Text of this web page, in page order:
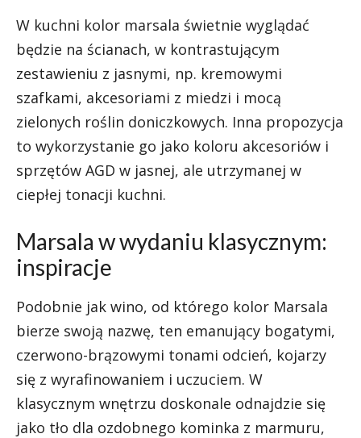
W kuchni kolor marsala świetnie wyglądać
będzie na ścianach, w kontrastującym
zestawieniu z jasnymi, np. kremowymi
szafkami, akcesoriami z miedzi i mocą
zielonych roślin doniczkowych. Inna propozycja
to wykorzystanie go jako koloru akcesoriów i
sprzętów AGD w jasnej, ale utrzymanej w
ciepłej tonacji kuchni.
Marsala w wydaniu klasycznym:
inspiracje
Podobnie jak wino, od którego kolor Marsala
bierze swoją nazwę, ten emanujący bogatymi,
czerwono-brązowymi tonami odcień, kojarzy
się z wyrafinowaniem i uczuciem. W
klasycznym wnętrzu doskonale odnajdzie się
jako tło dla ozdobnego kominka z marmuru,